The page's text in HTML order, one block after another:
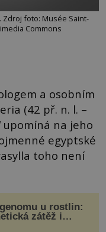
Zdroj foto: Musée Saint-
Commons
a osobním
(42 př. n. l. –
upomíná na jeho
egyptské
toho není
u rostlin:
zátěž i